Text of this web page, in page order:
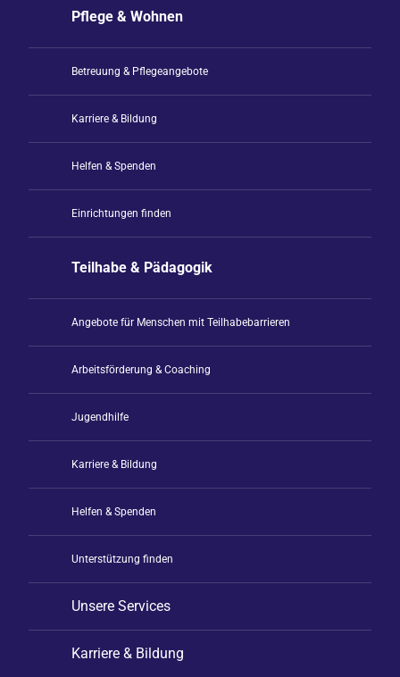
Pflege & Wohnen
Betreuung & Pflegeangebote
Karriere & Bildung
Helfen & Spenden
Einrichtungen finden
Teilhabe & Pädagogik
Angebote für Menschen mit Teilhabebarrieren
Arbeitsförderung & Coaching
Jugendhilfe
Karriere & Bildung
Helfen & Spenden
Unterstützung finden
Unsere Services
Karriere & Bildung